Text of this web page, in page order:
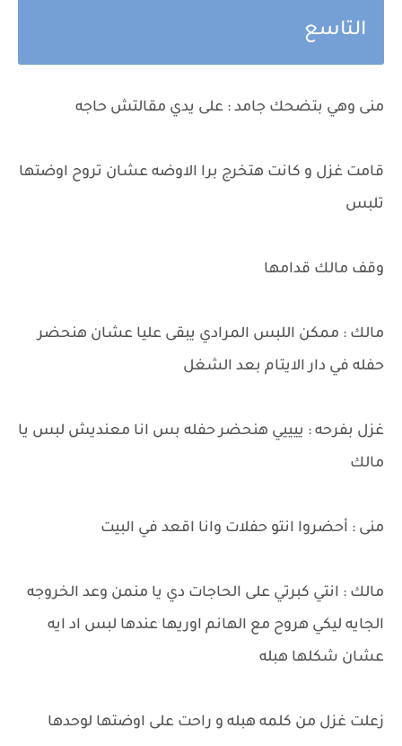
التاسع
منى وهي بتضحك جامد : على يدي مقالتش حاجه
قامت غزل و كانت هتخرج برا الاوضه عشان تروح اوضتها
تلبس
وقف مالك قدامها
مالك : ممكن اللبس المرادي يبقى عليا عشان هنحضر
حفله في دار الايتام بعد الشغل
غزل بفرحه : ييييي هنحضر حفله بس انا معنديش لبس يا
مالك
منى : أحضروا انتو حفلات وانا اقعد في البيت
مالك : انتي كبرتي على الحاجات دي يا منمن وعد الخروجه
الجايه ليكي هروح مع الهانم اوريها عندها لبس اد ايه
عشان شكلها هبله
زعلت غزل من كلمه هبله و راحت على اوضتها لوحدها